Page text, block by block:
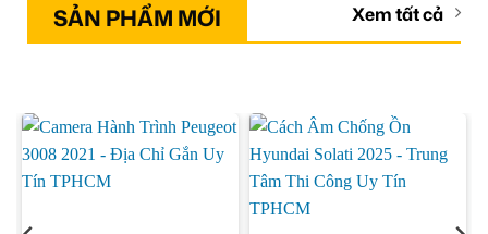
SẢN PHẨM MỚI Xem tất cả